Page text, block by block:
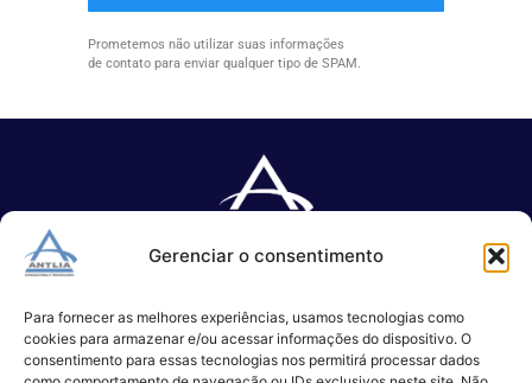
Gerenciar o consentimento
Para fornecer as melhores experiências, usamos tecnologias como
cookies para armazenar e/ou acessar informações do dispositivo. O
consentimento para essas tecnologias nos permitirá processar dados
Prometemos não utilizar suas informações
de contato para enviar qualquer tipo de SPAM.
TI.